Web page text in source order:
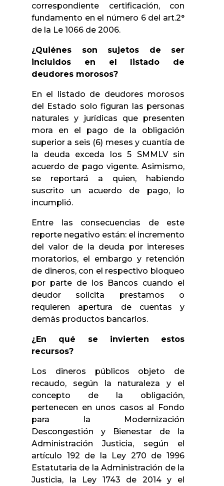
correspondiente certificación, con
fundamento en el número 6 del art.2°
de la Le 1066 de 2006.
¿Quiénes son sujetos de ser
incluidos en el listado de
deudores morosos?
En el listado de deudores morosos
del Estado solo figuran las personas
naturales y jurídicas que presenten
mora en el pago de la obligación
superior a seis (6) meses y cuantía de
la deuda exceda los 5 SMMLV sin
acuerdo de pago vigente. Asimismo,
se reportará a quien, habiendo
suscrito un acuerdo de pago, lo
incumplió.
Entre las consecuencias de este
reporte negativo están: el incremento
del valor de la deuda por intereses
moratorios, el embargo y retención
de dineros, con el respectivo bloqueo
por parte de los Bancos cuando el
deudor solicita prestamos o
requieren apertura de cuentas y
demás productos bancarios.
¿En qué se invierten estos
recursos?
Los dineros públicos objeto de
recaudo, según la naturaleza y el
concepto de la obligación,
pertenecen en unos casos al Fondo
para la Modernización
Descongestión y Bienestar de la
Administración Justicia, según el
artículo 192 de la Ley 270 de 1996
Estatutaria de la Administración de la
Justicia, la Ley 1743 de 2014 y el